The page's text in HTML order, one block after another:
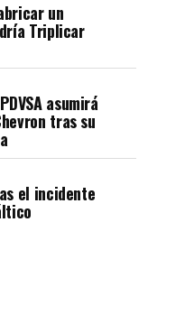
un
Triplicar
asumirá
tras su
el incidente